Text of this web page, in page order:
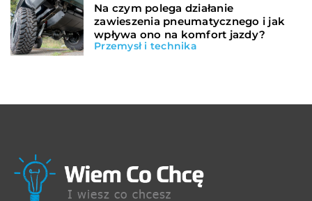
Na czym polega działanie
zawieszenia pneumatycznego i jak
wpływa ono na komfort jazdy?
Przemysł i technika